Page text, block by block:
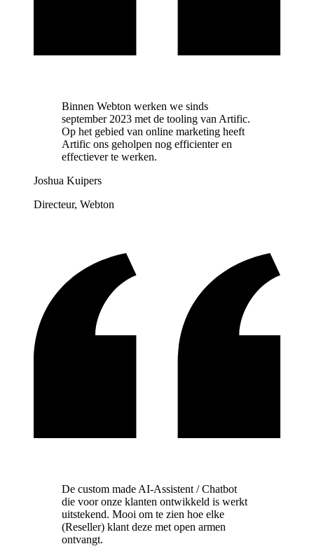
Binnen Webton werken we sinds
september 2023 met de tooling van Artific.
Op het gebied van online marketing heeft
Artific ons geholpen nog efficienter en
effectiever te werken.
Joshua Kuipers
Directeur, Webton
De custom made AI-Assistent / Chatbot
die voor onze klanten ontwikkeld is werkt
uitstekend. Mooi om te zien hoe elke
(Reseller) klant deze met open armen
ontvangt.